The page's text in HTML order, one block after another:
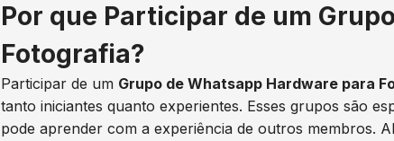
Por que Participar de um
Fotografia?
Participar de um Grupo de Whatsapp Hardware para
tanto iniciantes quanto experientes. Esses grupos são
pode aprender com a experiência de outros membros.